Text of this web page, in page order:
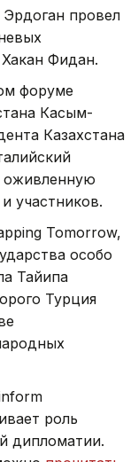
провел
Фидан.
форуме
Касым-
Казахстана
оживленную
участников.
Tomorrow,
особо
Тайипа
Турция
роль
дипломатии.